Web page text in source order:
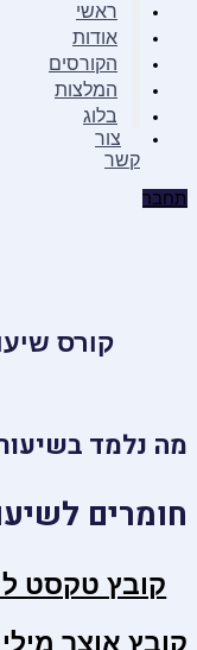
ראשי
אודות
הקורסים
המלצות
בלוג
צור
קשר
התחבר
קורס שיעור
מה נלמד
חומרים
קובץ טקסט
קובץ אוצר